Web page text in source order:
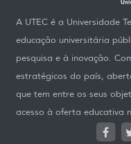
A UTEC é a Universidade
educação universitária
pesquisa e à inovação.
estratégicos do país,
que tem entre os seus
acesso à oferta educativa